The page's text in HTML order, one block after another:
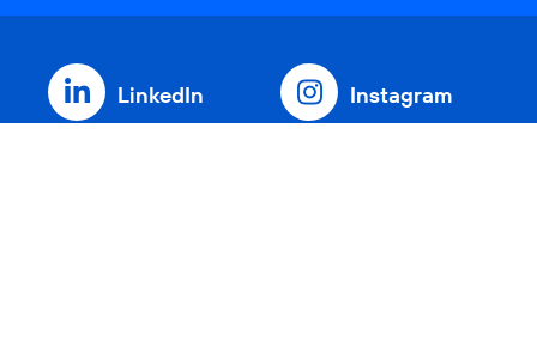
LinkedIn Instagram